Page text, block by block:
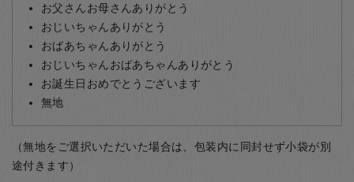
お父さんお母さんありがとう
おじいちゃんありがとう
おばあちゃんありがとう
おじいちゃんおばあちゃんありがとう
お誕生日おめでとうございます
無地
（無地をご選択いただいた場合は、包装内に同封せず小袋が別
途付きます）